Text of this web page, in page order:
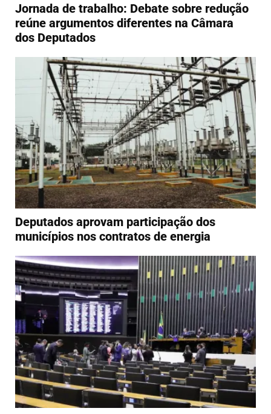
Jornada de trabalho: Debate sobre redução
reúne argumentos diferentes na Câmara
dos Deputados
Deputados aprovam participação dos
municípios nos contratos de energia